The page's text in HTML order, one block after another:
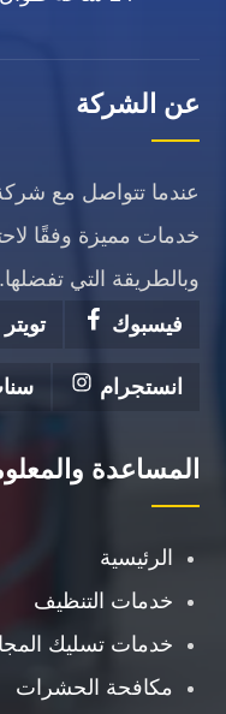
عن الشركة
عندما تتواصل مع
خدمات مميزة وفقًا
وبالطريقة التي تفضلها.
فيسبوك
تويتر
انستجرام
المساعدة
الرئيسية
خدمات التنظيف
خدمات تسليك
مكافحة الحشرات